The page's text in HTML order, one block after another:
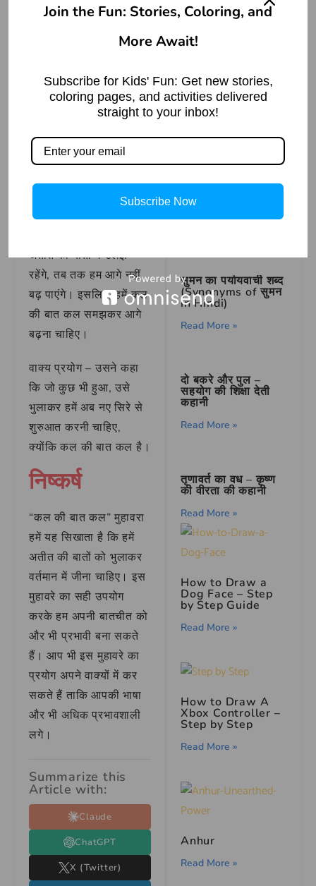
focus on the present,
emphasizing the
forward without
dwelling on previous
कल की बात
कल मुहावरे का
वाक्य प्रयोग
अतीत की बातों में उलझे
रहेंगे, तब तक हम आगे नहीं
बढ़ पाएंगे। इसलिए, हमें कल
की बात कल समझकर आगे
बढ़ना चाहिए।
वाक्य प्रयोग – उसने कहा
कि जो कुछ भी हुआ, उसे
भुलाकर हमें अब नए सिरे से
शुरुआत करनी चाहिए,
क्योंकि कल की बात कल है।
निष्कर्ष
“कल की बात कल” मुहावरा
हमें यह सिखाता है कि हमें
अतीत की बातों को भुलाकर
वर्तमान में जीना चाहिए। इस
मुहावरे का सही उपयोग
करके हम अपनी बातचीत को
और भी प्रभावी बना सकते
हैं। आप भी इस मुहावरे का
प्रयोग अपने वाक्यों में कर
सकते हैं ताकि आपकी भाषा
और भी अधिक प्रभावशाली
लगे।
Summarize this
Article with:
Claude
ChatGPT
X (Twitter)
The Possessed
Object: A Ghost
Story
Read More »
How to draw a
Duck – Step by
Step Guide
सुमन का पर्यायवाची शब्द
(Synonyms of सुमन
in Hindi)
Read More »
दो बकरे और पुल –
सहयोग की शिक्षा देती
कहानी
Read More »
तृणावर्त का वध – कृष्ण
की वीरता की कहानी
Read More »
How to Draw a
Dog Face – Step
by Step Guide
Read More »
How to Draw A
Xbox Controller –
Step by Step
Read More »
Anhur
Read More »
Join the Fun: Stories, Coloring, and
More Await!
Subscribe for Kids' Fun: Get new stories,
coloring pages, and activities delivered
straight to your inbox!
Subscribe Now